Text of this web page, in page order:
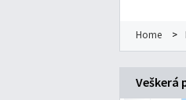
Home >
Veškerá